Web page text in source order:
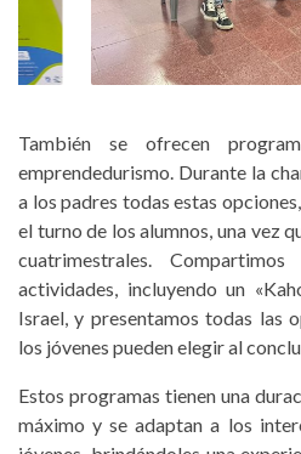
También se ofrecen
emprendedurismo. Durante la
a los padres todas estas
el turno de los alumnos, una vez
cuatrimestrales.
actividades, incluyendo un
Israel, y presentamos todas las
los jóvenes pueden elegir al
Estos programas tienen una
máximo y se adaptan a los